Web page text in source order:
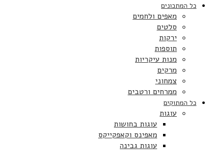
כל המתכונים
מאפים ולחמים
סלטים
ירקות
תוספות
מנות עיקריות
מרקים
צמחוני
ממרחים ורטבים
כל המתוקים
עוגות
עוגות בחושות
מאפינס וקאפקייקס
עוגות גבינה